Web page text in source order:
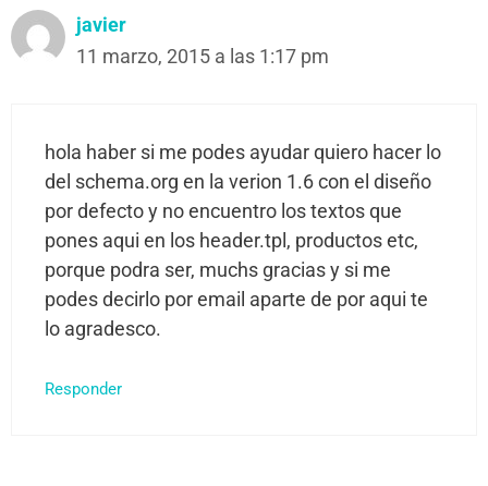
javier
11 marzo, 2015 a las 1:17 pm
hola haber si me podes ayudar quiero hacer lo
del schema.org en la verion 1.6 con el diseño
por defecto y no encuentro los textos que
pones aqui en los header.tpl, productos etc,
porque podra ser, muchs gracias y si me
podes decirlo por email aparte de por aqui te
lo agradesco.
Responder